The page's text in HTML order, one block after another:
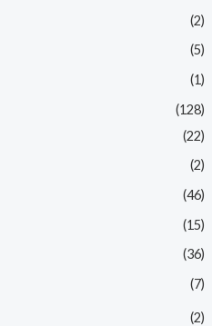
(2)
(5)
(1)
(128)
(22)
(2)
(46)
(15)
(36)
(7)
(2)